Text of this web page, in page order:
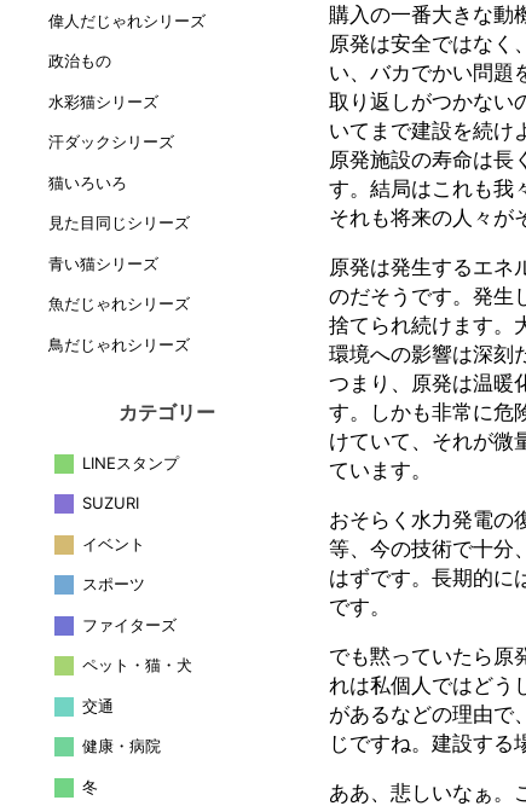
購入の一番大きな動
原発は安全ではなく
い、バカでかい問題
取り返しがつかない
いてまで建設を続け
原発施設の寿命は長
す。結局はこれも我
それも将来の人々が
原発は発生するエネ
のだそうです。発生
捨てられ続けます。
環境への影響は深刻
つまり、原発は温暖
す。しかも非常に危
けていて、それが微
ています。
おそらく水力発電の
等、今の技術で十分
はずです。長期的に
です。
でも黙っていたら原
れは私個人ではどう
があるなどの理由で
じですね。建設する
ああ、悲しいなぁ。
偉人だじゃれシリーズ
政治もの
水彩猫シリーズ
汗ダックシリーズ
猫いろいろ
見た目同じシリーズ
青い猫シリーズ
魚だじゃれシリーズ
鳥だじゃれシリーズ
カテゴリー
LINEスタンプ
SUZURI
イベント
スポーツ
ファイターズ
ペット・猫・犬
交通
健康・病院
冬